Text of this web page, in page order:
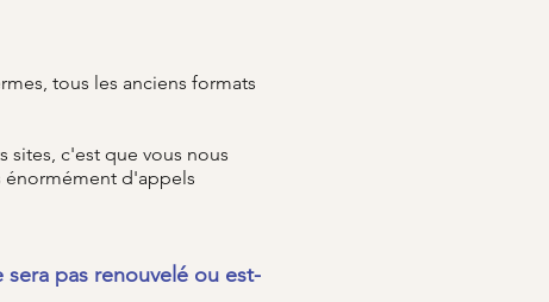
tous les anciens formats
sites, c'est que vous nous
énormément d'appels
pas renouvelé ou est-